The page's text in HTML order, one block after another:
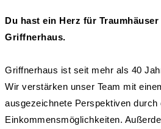
Du hast ein Herz für
Griffnerhaus.
Griffnerhaus ist seit mehr als 40
Wir verstärken unser Team mit
ausgezeichnete Perspektiven
Einkommensmöglichkeiten.